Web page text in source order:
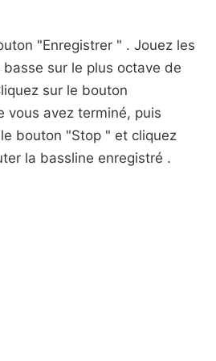
"Enregistrer " . Jouez les
sur le plus octave de
sur le bouton
vous avez terminé, puis
bouton "Stop " et cliquez
la bassline enregistré .